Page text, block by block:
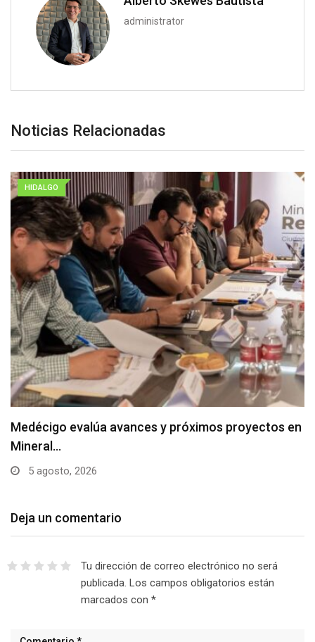
administrator
Noticias Relacionadas
HIDALGO
Medécigo evalúa avances y próximos proyectos en
Mineral…
5 agosto, 2026
Deja un comentario
Tu dirección de correo electrónico no será
publicada. Los campos obligatorios están
marcados con *